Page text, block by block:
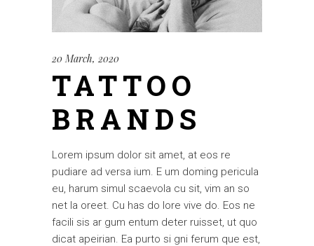
20 March, 2020
TATTOO
BRANDS
Lorem ipsum dolor sit amet, at eos re
pudiare ad versa ium. E um doming pericula
eu, harum simul scaevola cu sit, vim an so
net la oreet. Cu has do lore vive do. Eos ne
facili sis ar gum entum deter ruisset, ut quo
dicat apeirian. Ea purto si gni ferum que est,